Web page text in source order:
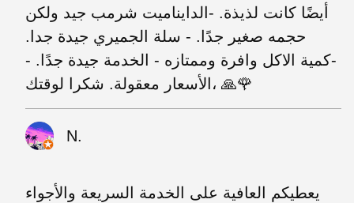
أيضًا كانت لذيذة. -الدايناميت شرمب جيد ولكن
حجمه صغير جدًا. - سلة الجميري جيدة جدا.
-كمية الاكل وافرة وممتازه - الخدمة جيدة جدًا. -
الأسعار معقولة. شكرا لوقتك، 🙏🌹
N.
يعطيكم العافية على الخدمة السريعة والأجواء